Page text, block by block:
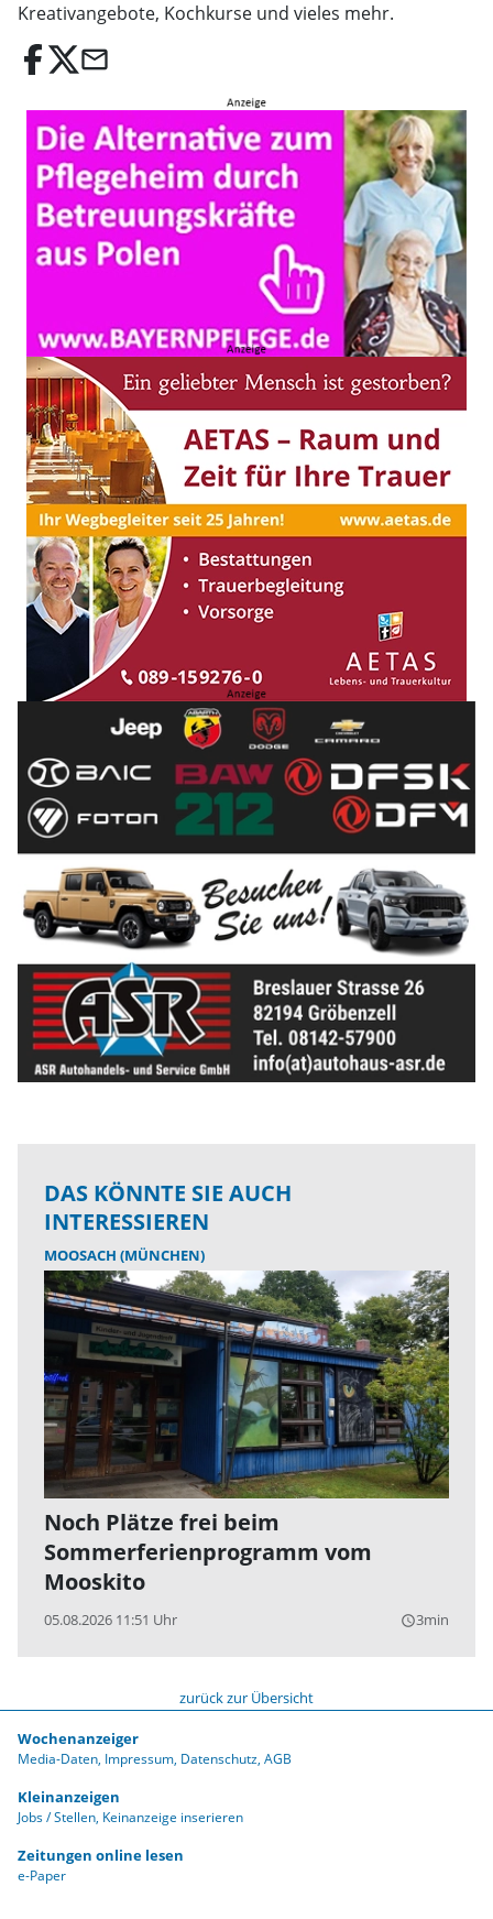
Kreativangebote, Kochkurse und vieles mehr.
email
DAS KÖNNTE SIE AUCH
INTERESSIEREN
MOOSACH (MÜNCHEN)
Noch Plätze frei beim
Sommerferienprogramm vom
Mooskito
05.08.2026 11:51 Uhr query_builder3min
zurück zur Übersicht
Wochenanzeiger
Media-Daten Impressum Datenschutz AGB
Kleinanzeigen
Jobs / Stellen Keinanzeige inserieren
Zeitungen online lesen
e-Paper